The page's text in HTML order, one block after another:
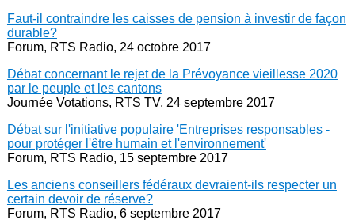
Faut-il contraindre les caisses de pension à investir de façon
durable?
Forum, RTS Radio, 24 octobre 2017
Débat concernant le rejet de la Prévoyance vieillesse 2020
par le peuple et les cantons
Journée Votations, RTS TV, 24 septembre 2017
Débat sur l'initiative populaire 'Entreprises responsables -
pour protéger l'être humain et l'environnement'
Forum, RTS Radio, 15 septembre 2017
Les anciens conseillers fédéraux devraient-ils respecter un
certain devoir de réserve?
Forum, RTS Radio, 6 septembre 2017